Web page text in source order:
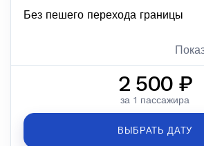
Без пешего перехода границы
2 500 ₽
за 1 пассажира
ВЫБРАТЬ ДАТУ